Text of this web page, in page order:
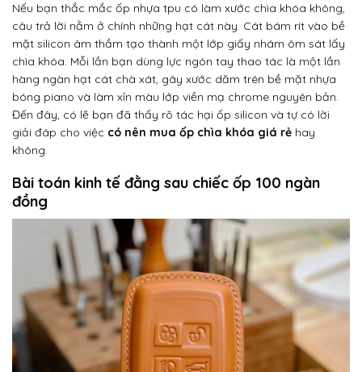
Nếu bạn thắc mắc ốp nhựa tpu có làm xước chìa khóa không,
câu trả lời nằm ở chính những hạt cát này. Cát bám rít vào bề
mặt silicon âm thầm tạo thành một lớp giấy nhám ôm sát lấy
chìa khóa. Mỗi lần bạn dùng lực ngón tay thao tác là một lần
hàng ngàn hạt cát chà xát, gây xước dăm trên bề mặt nhựa
bóng piano và làm xỉn màu lớp viền mạ chrome nguyên bản.
Đến đây, có lẽ bạn đã thấy rõ tác hại ốp silicon và tự có lời
giải đáp cho việc có nên mua ốp chìa khóa giá rẻ hay
không.
Bài toán kinh tế đằng sau chiếc ốp 100 ngàn
đồng